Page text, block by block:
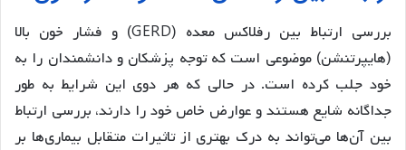
بررسی ارتباط بین رفلاکس معده (GERD) و فشار خون بالا
(هایپرتنشن) موضوعی است که توجه پزشکان و دانشمندان را به
خود جلب کرده است. در حالی که هر دوی این شرایط به طور
جداگانه شایع هستند و عوارض خاص خود را دارند، بررسی ارتباط
بین آن‌ها می‌تواند به درک بهتری از تاثیرات متقابل بیماری‌ها بر